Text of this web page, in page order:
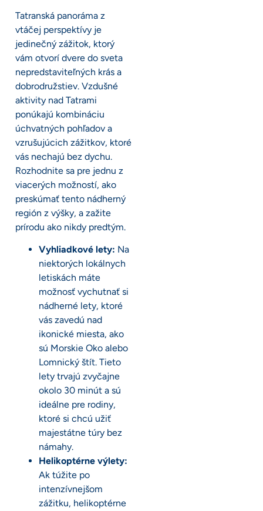
Tatranská panoráma z
vtáčej perspektívy je
jedinečný zážitok, ktorý
vám otvorí dvere do sveta
nepredstaviteľných krás a
dobrodružstiev. Vzdušné
aktivity nad Tatrami
ponúkajú kombináciu
úchvatných pohľadov a
vzrušujúcich zážitkov, ktoré
vás nechajú bez dychu.
Rozhodnite sa pre jednu z
viacerých možností, ako
preskúmať tento nádherný
región z výšky, a zažite
prírodu ako nikdy predtým.
Vyhliadkové lety: Na
niektorých lokálnych
letiskách máte
možnosť vychutnať si
nádherné lety, ktoré
vás zavedú nad
ikonické miesta, ako
sú Morskie Oko alebo
Lomnický štít. Tieto
lety trvajú zvyčajne
okolo 30 minút a sú
ideálne pre rodiny,
ktoré si chcú užiť
majestátne túry bez
námahy.
Helikoptérne výlety:
Ak túžite po
intenzívnejšom
zážitku, helikoptérne